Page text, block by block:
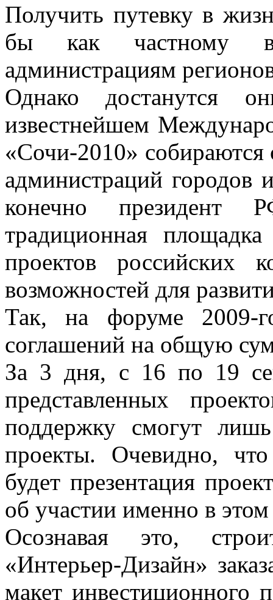
Получить путевку в
бы как частному
администрациям
Однако достанутся
известнейшем
«Сочи-2010» собираются
администраций городов
конечно
традиционная
проектов российских
возможностей для
Так, на форуме 2009-
соглашений на общую
За 3 дня, с 16 по 19
представленных
поддержку смогут
проекты. Очевидно,
будет презентация
об участии именно в этом
Осознавая это,
«Интерьер-Дизайн»
макет инвестиционного